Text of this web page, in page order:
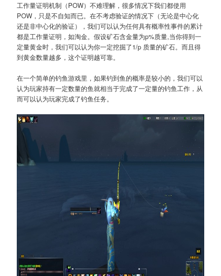
工作量证明机制（POW）不难理解，很多情况下我们都使用
POW，只是不自知而已。在不考虑验证的情况下（无论是中心化
还是非中心化的验证），我们可以认为任何具有概率性事件的累计
都是工作量证明，如淘金。假设矿石含金量为p%质量,当你得到一
定量黄金时，我们可以认为你一定挖掘了1/p 质量的矿石。而且得
到黄金数量越多，这个证明越可靠。
在一个简单的钓鱼游戏里，如果钓到鱼的概率是较小的，我们可以
认为玩家持有一定数量的鱼就相当于完成了一定量的钓鱼工作，从
而可以认为玩家完成了钓鱼任务。